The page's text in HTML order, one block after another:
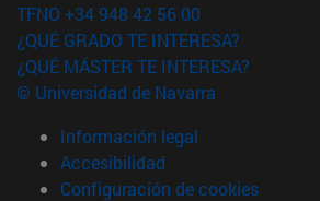
TFNO +34 948 42 56 00
¿QUÉ GRADO TE INTERESA?
¿QUÉ MÁSTER TE INTERESA?
© Universidad de Navarra
Información legal
Accesibilidad
Configuración de cookies